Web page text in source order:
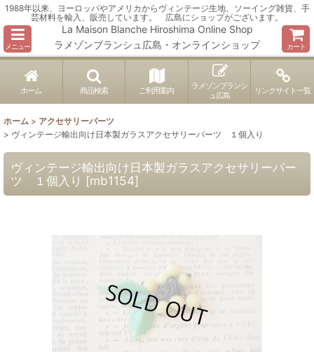
1988年以来、ヨーロッパやアメリカからヴィンテージ生地、ソーイング雑貨、手
芸材料を輸入、販売しています。 広島にショップがございます。
メニュー
La Maison Blanche Hiroshima Online Shop
ラメゾンブランシュ広島・オンラインショップ
カート
ホーム 商品検索 ご利用案内
ラメゾンブランシ
ュ広島
リンクサイト一覧
ホーム > アクセサリーパーツ
> ヴィンテージ輸出向け日本製ガラスアクセサリーパーツ １個入り
ヴィンテージ輸出向け日本製ガラスアクセサリーパー
ツ １個入り [mb1154]